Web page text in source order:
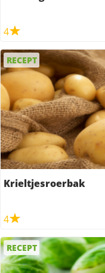
4
RECEPT
Krieltjesroerbak
4
RECEPT